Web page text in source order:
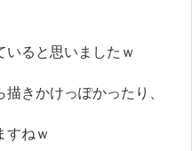
ると思いましたｗ
きかけっぽかったり、
すねｗ